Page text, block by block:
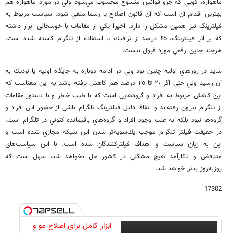
بهترين اقدام آن است كه آن قانون اصلاح يا رسما ملغي شود. سياست مربوط به
فيلترينگ نيز همين مشكل را دارد. اخيرا يكي از مقامات با خوشحالي ابراز داشته
كه بر اثر فيلترينگ، ٤٥ درصد از ترافيك يا استفاده از تلگرام كاسته شده است.
هرچند چنين رقمي مورد قبول نيست.
شايد در روزهاي اوليه چنين بود ولي در ادامه دوباره به جايگاه اوليه يا نزديك به
آن رسيد ولي حتي اگر ٢٠ تا ٢٥ درصد هم كاهش يافته باشد به اين معناست كه
اين كاهش مربوط به افراد و گروه‌هايي است كه با طيب خاطر و با دستور مقامات
از تلگرام بيرون رفته‌اند و اتفاقا دليل فيلترينگ تلگرام ناشي از حضور اين افراد و
گروه‌ها نبود بلكه به علت وجود افراد و گروه‌هاي باقيمانده كنوني در تلگرام است.
در حقيقت فيلتر تلگرام موجب يك‌سويه‌تر شدن اين شبكه مجازي شده است و
اين به زيان سياست و اهداف فيلتركنندگان شده است. با اين سياست‌هاي
متناقض و ناكارآمد هيچ مشكلي در كشور حل نخواهد شد، سهل است كه
روزبه‌روز بدتر خواهد شد.
17302
ابزار کامل برای اصلاح مو و